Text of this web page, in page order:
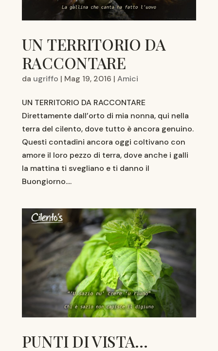
UN TERRITORIO DA
RACCONTARE
da ugriffo | Mag 19, 2016 | Amici
UN TERRITORIO DA RACCONTARE
Direttamente dall’orto di mia nonna, qui nella
terra del cilento, dove tutto è ancora genuino.
Questi contadini ancora oggi coltivano con
amore il loro pezzo di terra, dove anche i galli
la mattina ti svegliano e ti danno il
Buongiorno....
PUNTI DI VISTA…